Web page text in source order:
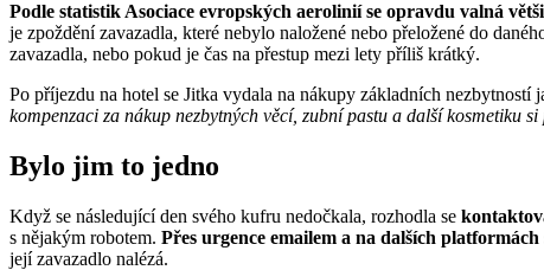
Podle statistik Asociace evropských aerolinií se opravdu valná
je zpoždění zavazadla, které nebylo naložené nebo přeložené do
zavazadla, nebo pokud je čas na přestup mezi lety příliš krátký.
Po příjezdu na hotel se Jitka vydala na nákupy základních nezbytností
kompenzaci za nákup nezbytných věcí, zubní pastu a další
Bylo jim to jedno
Když se následující den svého kufru nedočkala, rozhodla se
s nějakým robotem. Přes urgence emailem a na dalších
její zavazadlo nalézá.